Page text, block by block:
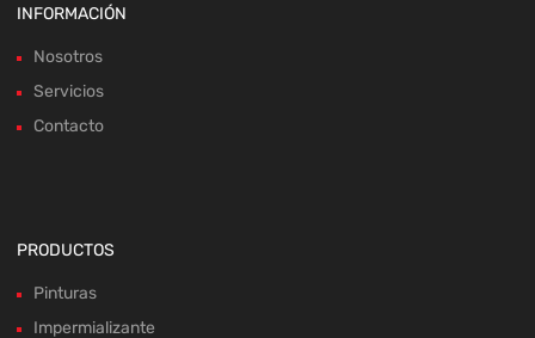
INFORMACIÓN
Nosotros
Servicios
Contacto
PRODUCTOS
Pinturas
Impermializante